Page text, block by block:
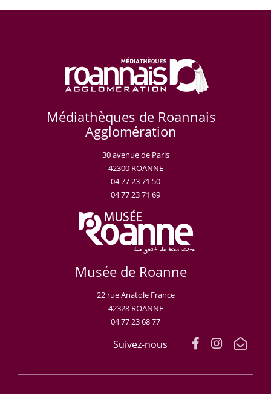
Médiathèques de Roannais
Agglomération
30 avenue de Paris
42300 ROANNE
04 77 23 71 50
04 77 23 71 69
Musée de Roanne
22 rue Anatole France
42328 ROANNE
04 77 23 68 77
Suivez-nous